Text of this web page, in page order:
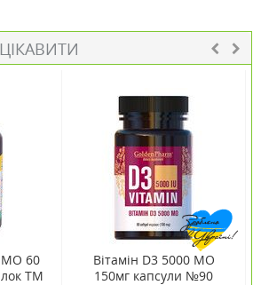
МО 60
ТМ
Вітамін D3 5000 МО
150мг капсули №90